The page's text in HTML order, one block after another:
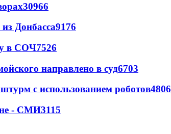
30966
Донбасса9176
в СОЧ7526
направлено в суд6703
с использованием роботов4806
- СМИ3115